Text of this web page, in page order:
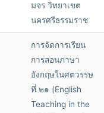
มจร วิทยาเขต
นครศรีธรรมราช
การจัดการเรียน
การสอนภาษา
อังกฤษในศตวรรษ
ที่ ๒๑ (English
Teaching in the